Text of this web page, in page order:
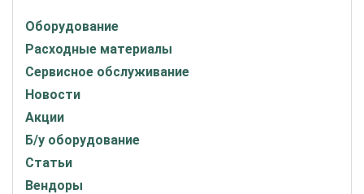
Оборудование
Расходные материалы
Сервисное обслуживание
Новости
Акции
Б/у оборудование
Статьи
Вендоры